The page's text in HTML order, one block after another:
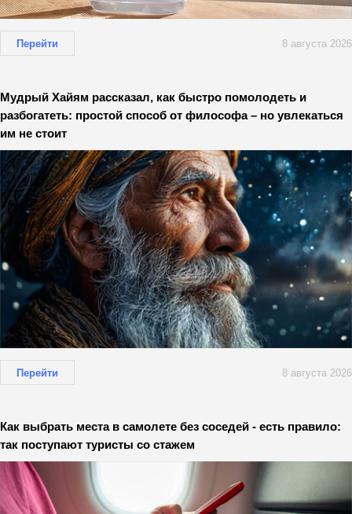
Перейти 8 августа 2026
Мудрый Хайям рассказал, как быстро помолодеть и
разбогатеть: простой способ от философа – но увлекаться
им не стоит
Перейти 8 августа 2026
Как выбрать места в самолете без соседей - есть правило:
так поступают туристы со стажем